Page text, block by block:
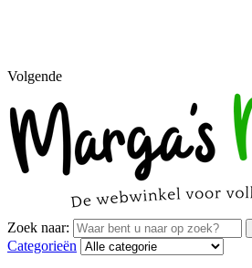
Volgende
Zoek naar:
Categorieën